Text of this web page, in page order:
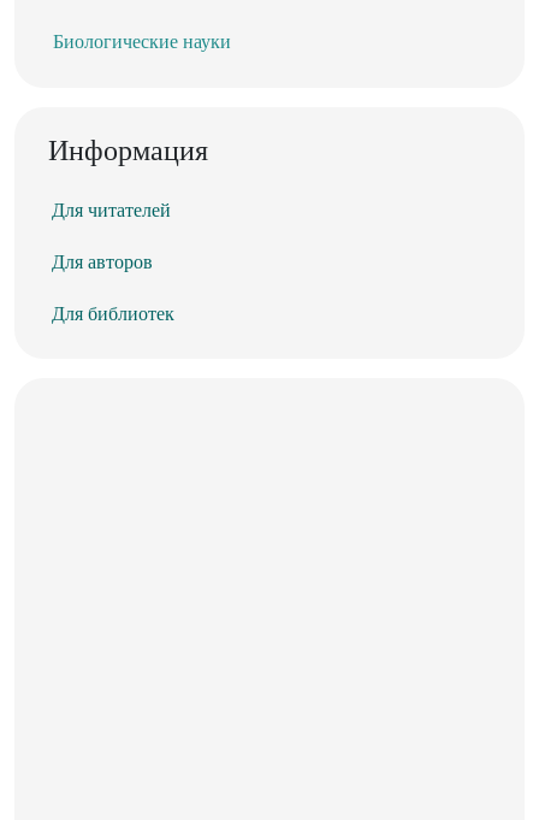
Биологические науки
Информация
Для читателей
Для авторов
Для библиотек